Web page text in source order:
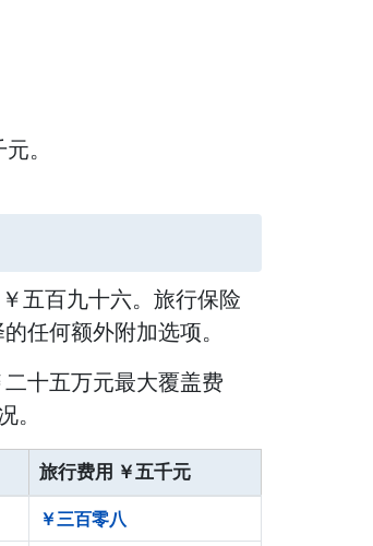
。
五百九十六。旅行保险
任何额外附加选项。
十五万元最大覆盖费
。
旅行费用 ￥五千元
￥三百零八